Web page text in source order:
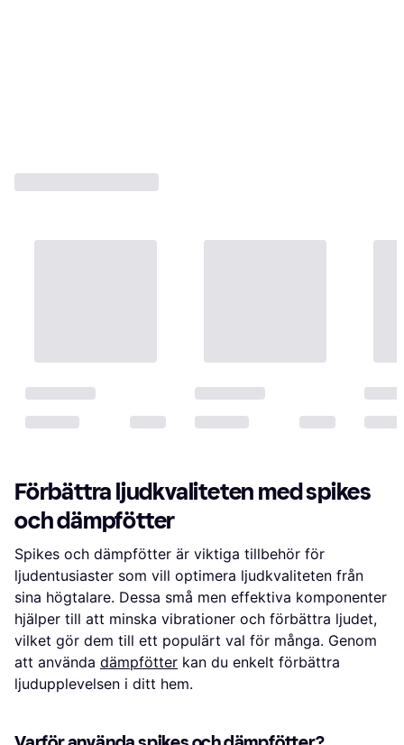
Förbättra ljudkvaliteten med spikes
och dämpfötter
Spikes och dämpfötter är viktiga tillbehör för
ljudentusiaster som vill optimera ljudkvaliteten från
sina högtalare. Dessa små men effektiva komponenter
hjälper till att minska vibrationer och förbättra ljudet,
vilket gör dem till ett populärt val för många. Genom
att använda dämpfötter kan du enkelt förbättra
ljudupplevelsen i ditt hem.